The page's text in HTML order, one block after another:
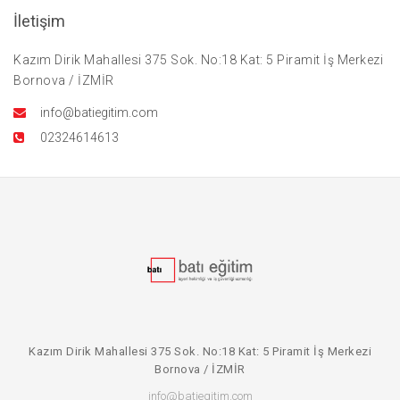
İletişim
Kazım Dirik Mahallesi 375 Sok. No:18 Kat: 5 Piramit İş Merkezi
Bornova / İZMİR
info@batiegitim.com
02324614613
Kazım Dirik Mahallesi 375 Sok. No:18 Kat: 5 Piramit İş Merkezi
Bornova / İZMİR
info@batiegitim.com